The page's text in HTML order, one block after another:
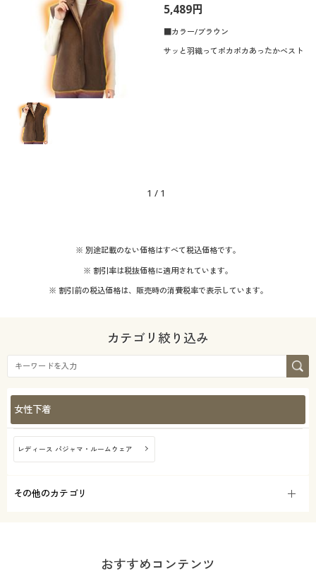
寝具・ベッド
カーテン・ラグ・ファブリック
美容・健康・サプリメント
制服・スクールすべて
制服・学生服
ジュニア・ティーンズ下着
大きいサイズ
大きいサイズ通販すべて
大きいサイズ レディース服
大きいサイズ レディース下着
バーゲン
バーゲンセール
シークレットセール
詳細検索
商品カテゴリ一覧
カタログ・チラシからのご注文
カタログ無料プレゼント
お気に入り
サポート
ご利用ガイド
こだわり条件
で絞り込む
素材
シルク ガーゼ
デニム コーデュロイ
える)
5,489円
■カラー/ブラウン
サッと羽織ってポカポカあったかベスト
1 / 1
※ 別途記載のない価格はすべて税込価格です。
※ 割引率は税抜価格に適用されています。
※ 割引前の税込価格は、販売時の消費税率で表示しています。
カテゴリ絞り込み
女性下着
レディース パジャマ・ルームウェア
その他のカテゴリ
おすすめコンテンツ